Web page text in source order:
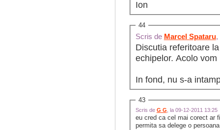
Ion
44
Scris de Marcel Spataru,
Discutia referitoare
echipelor. Acolo
In fond, nu s-a
43
Scris de G G , la 09-12-2011 13:25
eu cred ca cel mai corect ar
permita sa delege o